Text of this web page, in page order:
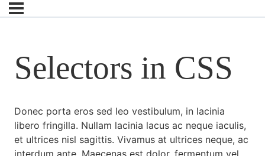
Selectors in CSS
Donec porta eros sed leo vestibulum, in lacinia
libero fringilla. Nullam lacinia lacus ac neque iaculis,
et ultrices nisl sagittis. Vivamus at ultrices neque, ac
interdum ante. Maecenas est dolor, fermentum vel